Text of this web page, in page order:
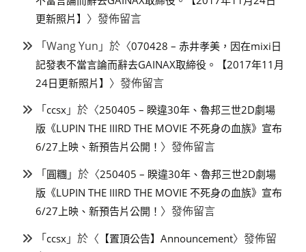
更新照片】 〉發佈留言
「Wang Yun 」於〈070428 – 赤井孝美，因在mixi日
記發表不當言論而辭去GAINAX取締役。【2017年11月
24日更新照片】 〉發佈留言
「ccsx 」於〈250405 – 睽違30年、魯邦三世2D劇場
版《LUPIN THE IIIRD THE MOVIE 不死身の血族》宣布
6/27上映、新預告片公開！ 〉發佈留言
「圓糰 」於〈250405 – 睽違30年、魯邦三世2D劇場
版《LUPIN THE IIIRD THE MOVIE 不死身の血族》宣布
6/27上映、新預告片公開！ 〉發佈留言
「ccsx 」於〈 【置頂公告】Announcement〉發佈留